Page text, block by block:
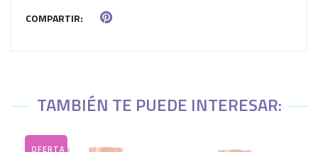
COMPARTIR:
TAMBIÉN TE PUEDE INTERESAR: